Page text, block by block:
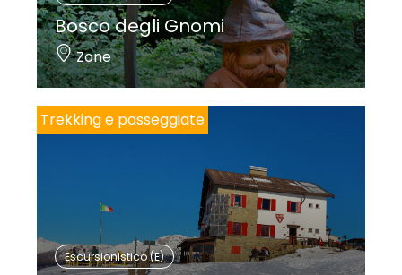
Bosco degli Gnomi
Zone
Trekking e passeggiate
Escursionistico (E)